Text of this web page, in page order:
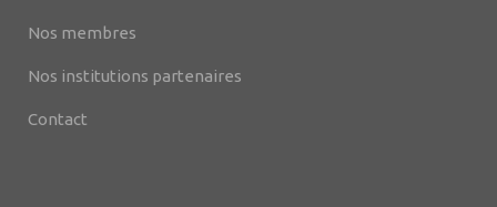
Nos membres
Nos institutions partenaires
Contact